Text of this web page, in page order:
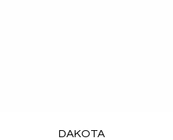
Aperçu rapide
DAKOTA